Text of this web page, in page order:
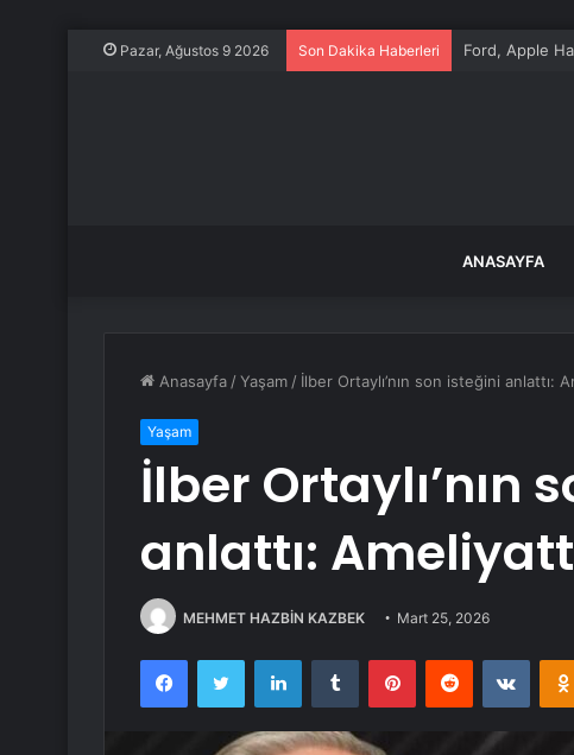
Pazar, Ağustos 9 2026 Son Dakika Haberleri Ford, Apple
ANASAYFA
Anasayfa /Yaşam / İlber Ortaylı’nın son isteğini anlattı:
Yaşam
İlber Ortaylı’nın
anlattı:
MEHMET HAZBİN KAZBEK Mart 25, 2026
FacebookTwitter LinkedInTumblr PinterestReddit